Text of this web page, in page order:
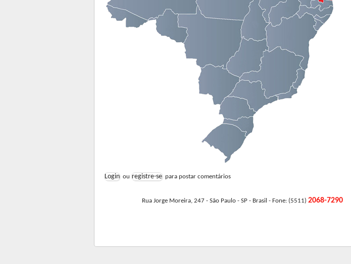
Login ou registre-se para postar comentários
Rua Jorge Moreira, 247 - São Paulo - SP - Brasil - Fone: (5511) 2068-7290